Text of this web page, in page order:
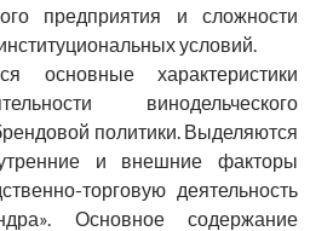
предприятия и сложности
условий.
основные характеристики
винодельческого
политики. Выделяются
и внешние факторы
торговую деятельность
Основное содержание